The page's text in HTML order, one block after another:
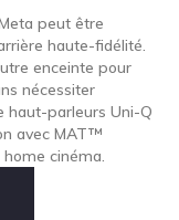
peut être
haute-fidélité.
enceinte pour
nécessiter
haut-parleurs Uni-Q
avec MAT™
cinéma.